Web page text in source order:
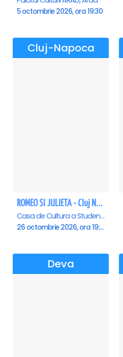
5 octombrie 2026, ora 19:30
Cluj-Napoca
ROMEO SI JULIETA - Cluj Napoca
Casa de Cultura a Studentilor Dumitru Farcas, Cluj-Napoca
26 octombrie 2026, ora 19:00
Deva